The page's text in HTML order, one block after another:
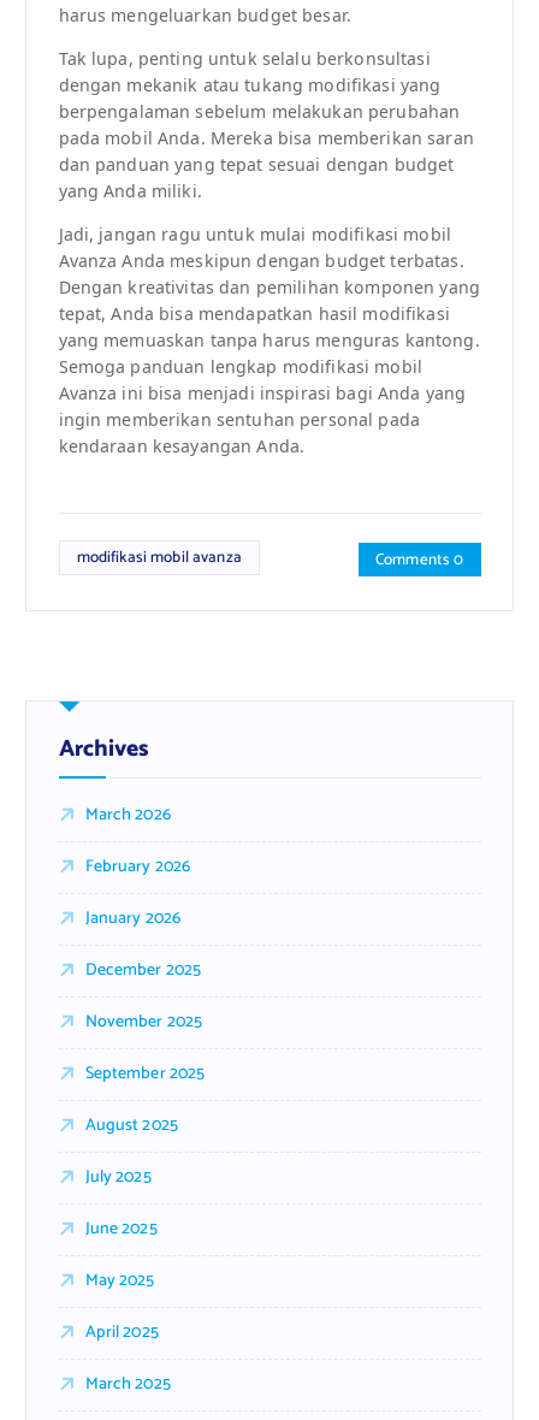
harus mengeluarkan budget besar.
Tak lupa, penting untuk selalu berkonsultasi
dengan mekanik atau tukang modifikasi yang
berpengalaman sebelum melakukan perubahan
pada mobil Anda. Mereka bisa memberikan saran
dan panduan yang tepat sesuai dengan budget
yang Anda miliki.
Jadi, jangan ragu untuk mulai modifikasi mobil
Avanza Anda meskipun dengan budget terbatas.
Dengan kreativitas dan pemilihan komponen yang
tepat, Anda bisa mendapatkan hasil modifikasi
yang memuaskan tanpa harus menguras kantong.
Semoga panduan lengkap modifikasi mobil
Avanza ini bisa menjadi inspirasi bagi Anda yang
ingin memberikan sentuhan personal pada
kendaraan kesayangan Anda.
modifikasi mobil avanza Comments 0
Archives
March 2026
February 2026
January 2026
December 2025
November 2025
September 2025
August 2025
July 2025
June 2025
May 2025
April 2025
March 2025